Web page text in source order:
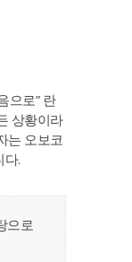
으로” 란
상황이라
는 오보코
다.
으로